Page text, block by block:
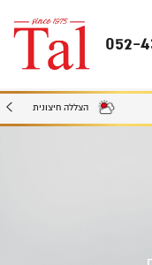
052-
הצללה חיצונית